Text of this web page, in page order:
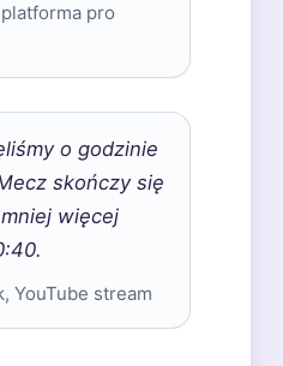
pro
o godzinie
skończy się
więcej
YouTube stream